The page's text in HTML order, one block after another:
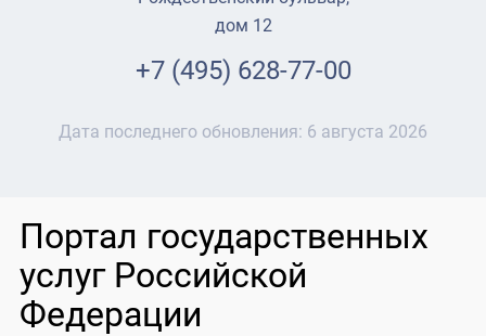
дом 12
+7 (495) 628-77-00
Дата последнего обновления: 6 августа 2026
Портал государственных
услуг Российской
Федерации